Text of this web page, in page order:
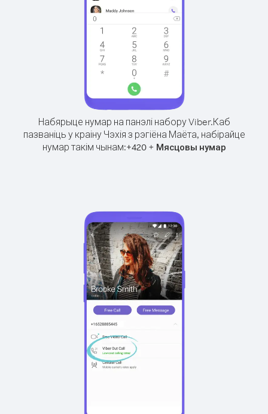
Набярыце нумар на панэлі набору Viber.Каб
пазваніць у краіну Чэхія з рэгіёна Маёта, набірайце
нумар такім чынам:+420+ Мясцовы нумар